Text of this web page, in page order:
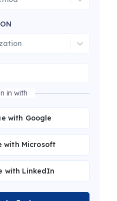
in with
with Google
with Microsoft
with LinkedIn